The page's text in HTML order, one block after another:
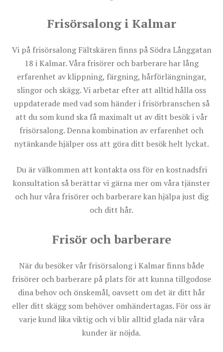
Frisörsalong i Kalmar
Vi på frisörsalong Fältskären finns på Södra Långgatan
18 i Kalmar. Våra frisörer och barberare har lång
erfarenhet av klippning, färgning, hårförlängningar,
slingor och skägg. Vi arbetar efter att alltid hålla oss
uppdaterade med vad som händer i frisörbranschen så
att du som kund ska få maximalt ut av ditt besök i vår
frisörsalong. Denna kombination av erfarenhet och
nytänkande hjälper oss att göra ditt besök helt lyckat.
Du är välkommen att kontakta oss för en kostnadsfri
konsultation så berättar vi gärna mer om våra tjänster
och hur våra frisörer och barberare kan hjälpa just dig
och ditt hår.
Frisör och barberare
När du besöker vår frisörsalong i Kalmar finns både
frisörer och barberare på plats för att kunna tillgodose
dina behov och önskemål, oavsett om det är ditt hår
eller ditt skägg som behöver omhändertagas. För oss är
varje kund lika viktig och vi blir alltid glada när våra
kunder är nöjda.